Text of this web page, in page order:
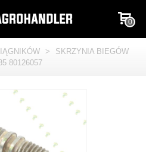
0
>
SKRZYNIA BIEGÓW
80126057